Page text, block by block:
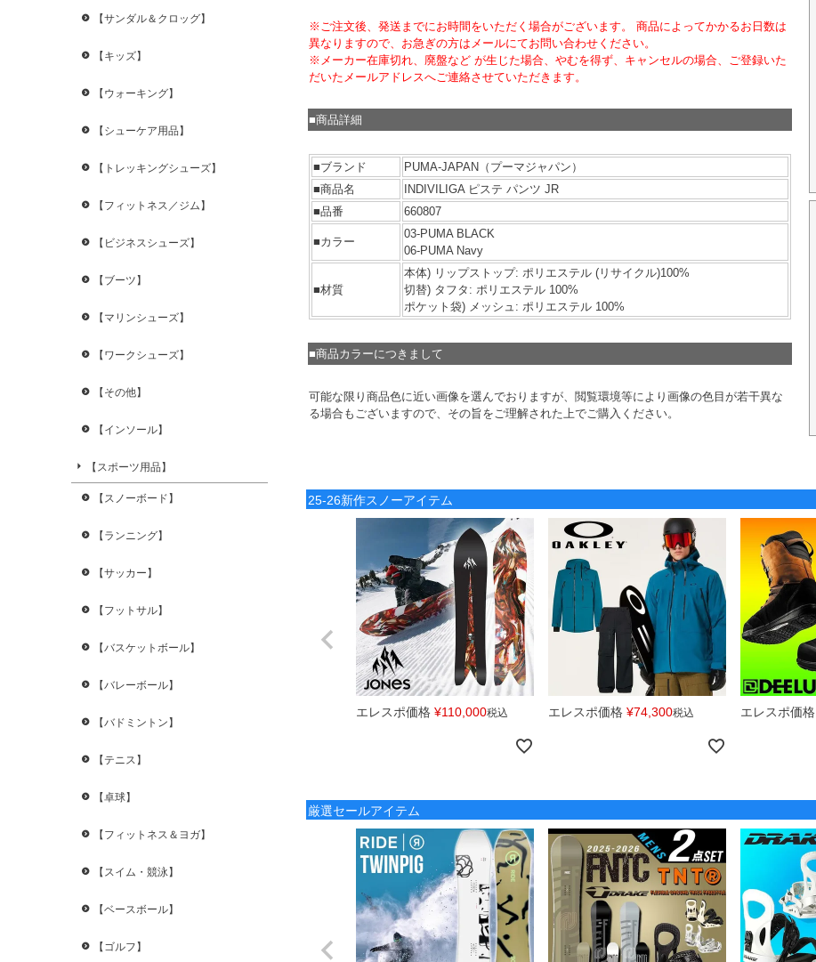
【サンダル＆クロッグ】
【キッズ】
【ウォーキング】
【シューケア用品】
【トレッキングシューズ】
【フィットネス／ジム】
【ビジネスシューズ】
【ブーツ】
【マリンシューズ】
【ワークシューズ】
【その他】
【インソール】
【スポーツ用品】
【スノーボード】
【ランニング】
【サッカー】
【フットサル】
【バスケットボール】
【バレーボール】
【バドミントン】
【テニス】
【卓球】
【フィットネス＆ヨガ】
【スイム・競泳】
【ベースボール】
【ゴルフ】
※ご注文後、発送までにお時間をいただく場合がございます。 商品によってかかるお日数は
異なりますので、お急ぎの方はメールにてお問い合わせください。
※メーカー在庫切れ、廃盤など が生じた場合、やむを得ず、キャンセルの場合、ご登録いた
だいたメールアドレスへご連絡させていただきます。
■商品詳細
■ブランド
PUMA-JAPAN（プーマジャパン）
■商品名
INDIVILIGA ピステ パンツ JR
■品番
660807
■カラー
03-PUMA BLACK
06-PUMA Navy
■材質
本体) リップストップ: ポリエステル (リサイクル)100%
切替) タフタ: ポリエステル 100%
ポケット袋) メッシュ: ポリエステル 100%
■商品カラーにつきまして
可能な限り商品色に近い画像を選んでおりますが、閲覧環境等により画像の色目が若干異な
る場合もございますので、その旨をご理解された上でご購入ください。
25-26新作スノーアイテム
エレスポ価格 ¥110,000税込 エレスポ価格 ¥74,300税込 エレスポ価格
厳選セールアイテム